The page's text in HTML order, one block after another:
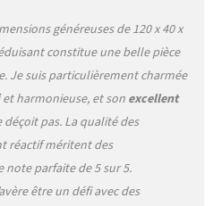
rangement dans la cuisine,
le salon ou l’entrée –
s’harmonise avec les décors
modernes ou rétro
généreuses de 120 x 40 x
constitue une belle pièce
Je suis particulièrement charmée
et harmonieuse, et son excellent
pas. La qualité des
réactif méritent des
note parfaite de 5 sur 5.
être un défi avec des